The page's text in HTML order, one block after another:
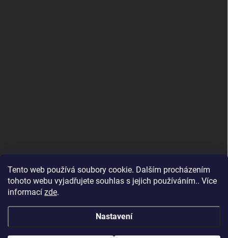
Tento web používá soubory cookie. Dalším procházením
tohoto webu vyjadřujete souhlas s jejich používáním.. Více
informací zde.
Nastavení